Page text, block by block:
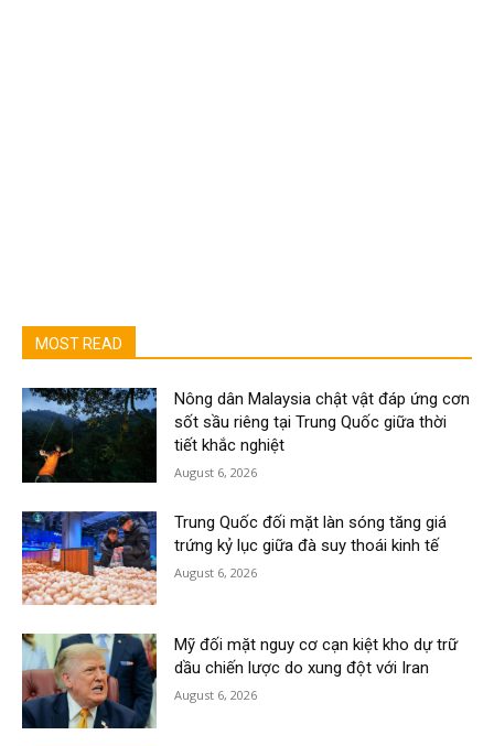
MOST READ
Nông dân Malaysia chật vật đáp ứng cơn
sốt sầu riêng tại Trung Quốc giữa thời
tiết khắc nghiệt
August 6, 2026
Trung Quốc đối mặt làn sóng tăng giá
trứng kỷ lục giữa đà suy thoái kinh tế
August 6, 2026
Mỹ đối mặt nguy cơ cạn kiệt kho dự trữ
dầu chiến lược do xung đột với Iran
August 6, 2026